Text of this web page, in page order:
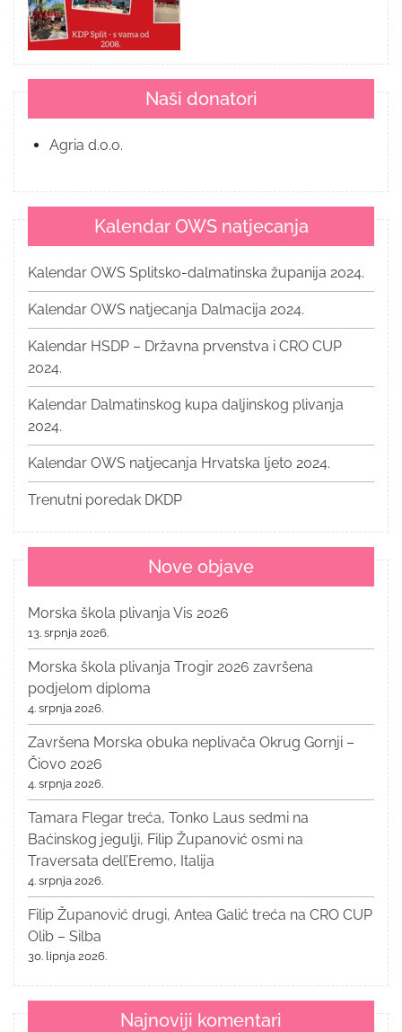
Naši donatori
Agria d.o.o.
Kalendar OWS natjecanja
Kalendar OWS Splitsko-dalmatinska županija 2024.
Kalendar OWS natjecanja Dalmacija 2024.
Kalendar HSDP – Državna prvenstva i CRO CUP
2024.
Kalendar Dalmatinskog kupa daljinskog plivanja
2024.
Kalendar OWS natjecanja Hrvatska ljeto 2024.
Trenutni poredak DKDP
Nove objave
Morska škola plivanja Vis 2026
13. srpnja 2026.
Morska škola plivanja Trogir 2026 završena
podjelom diploma
4. srpnja 2026.
Završena Morska obuka neplivača Okrug Gornji –
Čiovo 2026
4. srpnja 2026.
Tamara Flegar treća, Tonko Laus sedmi na
Baćinskog jegulji, Filip Županović osmi na
Traversata dell’Eremo, Italija
4. srpnja 2026.
Filip Županović drugi, Antea Galić treća na CRO CUP
Olib – Silba
30. lipnja 2026.
Najnoviji komentari